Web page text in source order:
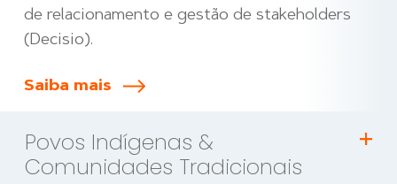
de relacionamento e gestão de stakeholders
(Decisio).
Saiba mais
Povos Indígenas &
Comunidades Tradicionais